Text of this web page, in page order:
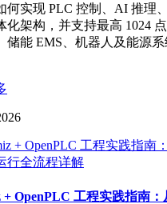
何实现 PLC 控制、AI 推理
化架构，并支持最高 1024
储能 EMS、机器人及能源
+ OpenPLC 工程实践指南